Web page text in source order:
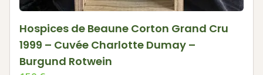
Hospices de Beaune Corton Grand Cru
1999 – Cuvée Charlotte Dumay –
Burgund Rotwein